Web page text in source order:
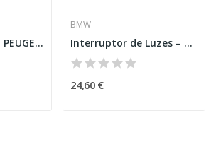
Farolim 3º Stop – PEUGEOT 208 I (CA_,CC_)
BMW
Interruptor de Luzes – BMW 1 COUPÉ (E82)
24,60 €